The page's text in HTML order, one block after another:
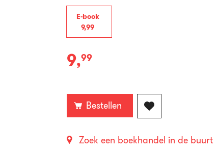
E-book
9,99
E-
9,99
Bestellen
Zoek een boekhandel in de buurt